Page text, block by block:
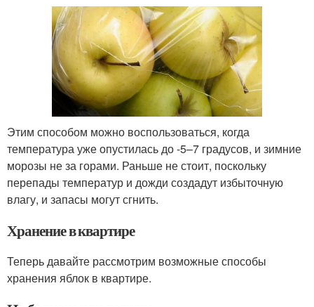
Этим способом можно воспользоваться, когда
температура уже опустилась до -5–7 градусов, и зимние
морозы не за горами. Раньше не стоит, поскольку
перепады температур и дожди создадут избыточную
влагу, и запасы могут сгнить.
Хранение в квартире
Теперь давайте рассмотрим возможные способы
хранения яблок в квартире.